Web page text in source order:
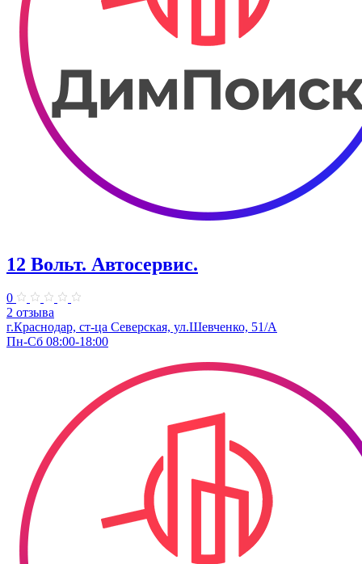
12 Вольт. Автосервис.
0
2 отзыва
г.Краснодар, ст-ца Северская, ул.Шевченко, 51/А
Пн-Сб 08:00-18:00